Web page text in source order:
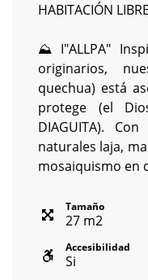
HABITACIÓN
⛰️ I"ALLPA"
originarios,
quechua) está
protege (el
DIAGUITA).
naturales laja,
mosaiquismo en
Tamaño
27 m2
Accesibilidad
Si